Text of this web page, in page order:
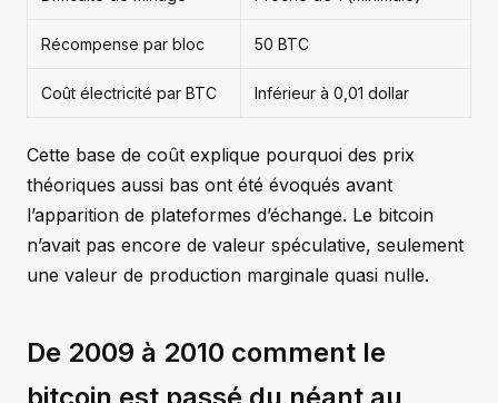
Récompense par bloc 50 BTC
Coût électricité par BTC Inférieur à 0,01 dollar
Cette base de coût explique pourquoi des prix
théoriques aussi bas ont été évoqués avant
l’apparition de plateformes d’échange. Le bitcoin
n’avait pas encore de valeur spéculative, seulement
une valeur de production marginale quasi nulle.
De 2009 à 2010 comment le